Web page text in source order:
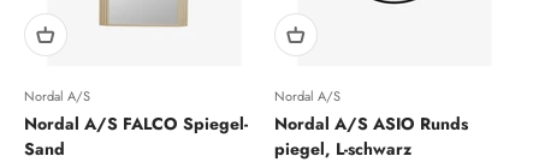
Nordal A/S
Nordal A/S FALCO Spiegel-
Sand
Nordal A/S
Nordal A/S ASIO Runds
piegel, L-schwarz